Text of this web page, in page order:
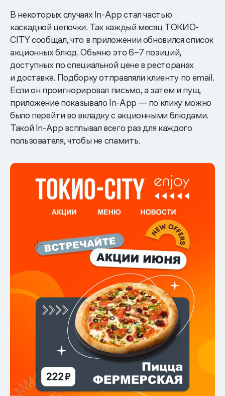
В некоторых случаях In-App стал частью
каскадной цепочки. Так каждый месяц ТОКИО-
CITY сообщал, что в приложении обновился список
акционных блюд. Обычно это 6–7 позиций,
доступных по специальной цене в ресторанах
и доставке. Подборку отправляли клиенту по email.
Если он проигнорировал письмо, а затем и пуш,
приложение показывало In-App — по клику можно
было перейти во вкладку с акционными блюдами.
Такой In-App всплывал всего раз для каждого
пользователя, чтобы не спамить.